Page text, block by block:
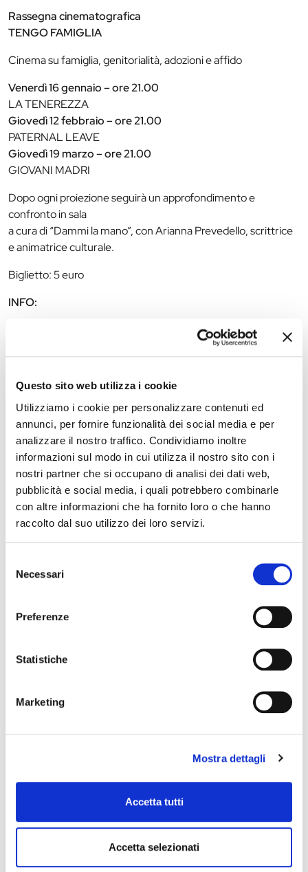
Questo sito web utilizza i cookie
Utilizziamo i cookie per personalizzare contenuti ed
annunci, per fornire funzionalità dei social media e per
analizzare il nostro traffico. Condividiamo inoltre
informazioni sul modo in cui utilizza il nostro sito con i
nostri partner che si occupano di analisi dei dati web,
pubblicità e social media, i quali potrebbero combinarle
con altre informazioni che ha fornito loro o che hanno
raccolto dal suo utilizzo dei loro servizi.
delNecessari
Preferenze
Statistiche
Marketing
Mostra dettagli
Accetta tutti
Accetta selezionati
Rassegna cinematografica
TENGO FAMIGLIA
Cinema su famiglia, genitorialità, adozioni e affido
Venerdì 16 gennaio – ore 21.00
LA TENEREZZA
Giovedì 12 febbraio – ore 21.00
PATERNAL LEAVE
Giovedì 19 marzo – ore 21.00
GIOVANI MADRI
Dopo ogni proiezione seguirà un approfondimento e
confronto in sala
a cura di “Dammi la mano”, con Arianna Prevedello, scrittrice
e animatrice culturale.
Biglietto: 5 euro
INFO:
The editorial team is not responsible for any inaccuracies or
changes in the program of events reported. In case of
cancellation, variation, modification of the information of an
event you can write toinfotur@comune.fe.it.